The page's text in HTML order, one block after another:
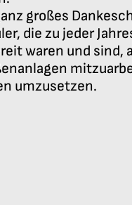
großes
die zu jeder
waren und sind,
umzusetzen.